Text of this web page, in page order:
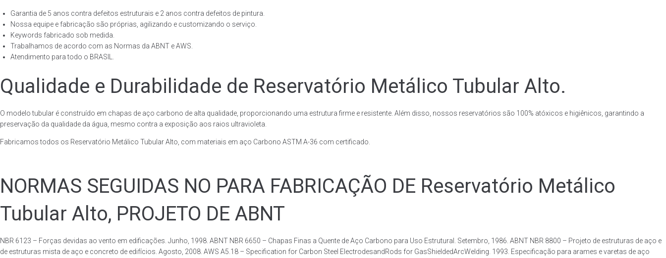
Garantia de 5 anos contra defeitos estruturais e 2 anos contra defeitos de pintura.
Nossa equipe e fabricação são próprias, agilizando e customizando o serviço.
Keywords fabricado sob medida.
Trabalhamos de acordo com as Normas da ABNT e AWS.
Atendimento para todo o BRASIL.
Qualidade e Durabilidade de Reservatório Metálico Tubular Alto.
O modelo tubular é construído em chapas de aço carbono de alta qualidade, proporcionando uma estrutura firme e resistente. Além disso, nossos reservatórios são 100% atóxicos e higiênicos, garantindo a
preservação da qualidade da água, mesmo contra a exposição aos raios ultravioleta.
Fabricamos todos os Reservatório Metálico Tubular Alto, com materiais em aço Carbono ASTM A-36 com certificado.
NORMAS SEGUIDAS NO PARA FABRICAÇÃO DE Reservatório Metálico
Tubular Alto, PROJETO DE ABNT
NBR 6123 – Forças devidas ao vento em edificações. Junho, 1998. ABNT NBR 6650 – Chapas Finas a Quente de Aço Carbono para Uso Estrutural. Setembro, 1986. ABNT NBR 8800 – Projeto de estruturas de aço e
de estruturas mista de aço e concreto de edifícios. Agosto, 2008. AWS A5.18 – Specification for Carbon Steel ElectrodesandRods for GasShieldedArcWelding. 1993. Especificação para arames e varetas de aço